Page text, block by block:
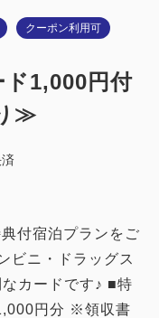
クーポン利用可
1,000円付
≫
付宿泊プランをご
ビニ・ドラッグス
カードです♪ ■特
円分 ※領収書